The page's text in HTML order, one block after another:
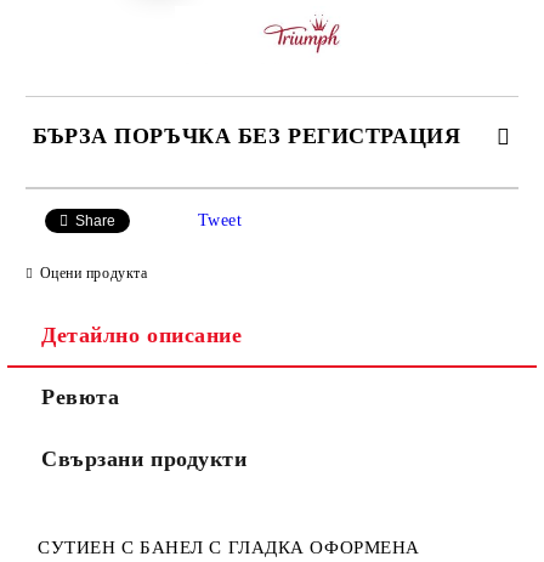
БЪРЗА ПОРЪЧКА БЕЗ РЕГИСТРАЦИЯ
Share Tweet
Оцени продукта
Детайлно описание
Ревюта
Свързани продукти
СУТИЕН С БАНЕЛ С ГЛАДКА ОФОРМЕНА